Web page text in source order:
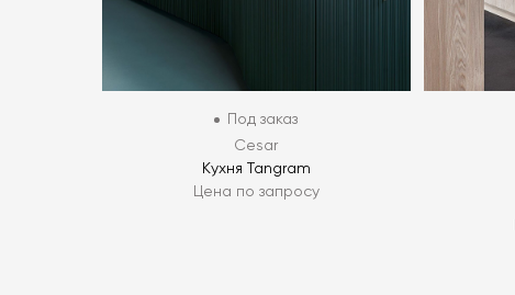
Под заказ
Cesar
Кухня Tangram
Цена по запросу